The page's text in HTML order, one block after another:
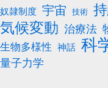
奴隷制度 宇宙 技術
気候変動 治療法
生物多様性 神話 科
量子力学